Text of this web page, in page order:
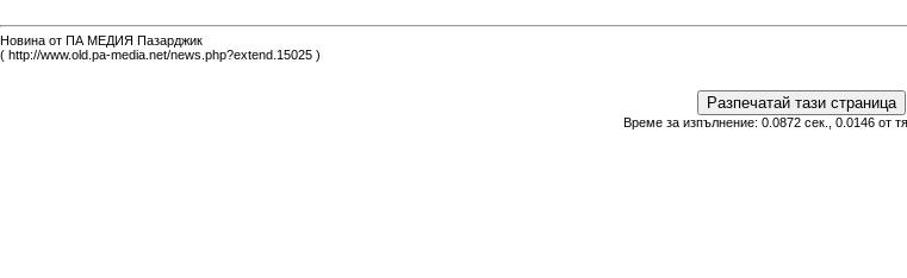
Новина от ПА МЕДИЯ Пазарджик
( http://www.old.pa-media.net/news.php?extend.15025 )
Време за изпълнение: 0.0872 сек., 0.0146 от